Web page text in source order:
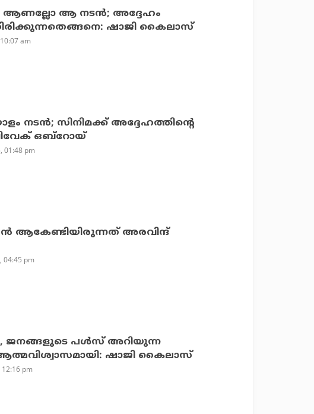
ആണല്ലോ ആ നടന്‍; അദ്ദേഹം
ഷാജി കൈലാസ്
am
നടൻ; സിനിമക്ക് അദ്ദേഹത്തിൻ്റെ
ഒബ്‌റോയ്
01:48 pm
ആകേണ്ടിയിരുന്നത് അരവിന്ദ്
04:45 pm
ജനങ്ങളുടെ പൾസ് അറിയുന്ന
ഷാജി കൈലാസ്
12:16 pm